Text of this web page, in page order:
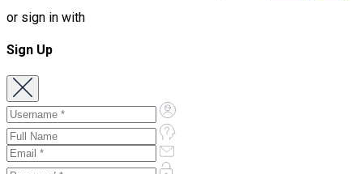
or sign in with
Sign Up